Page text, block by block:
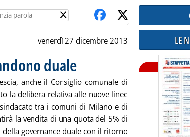
×
venerdì 27 dicembre 2013
duale
anche il Consiglio comunale di
la delibera relativa alle nuove linee
tra i comuni di Milano e di
la vendita di una quota del 5% di
della governance duale con il ritorno
LE